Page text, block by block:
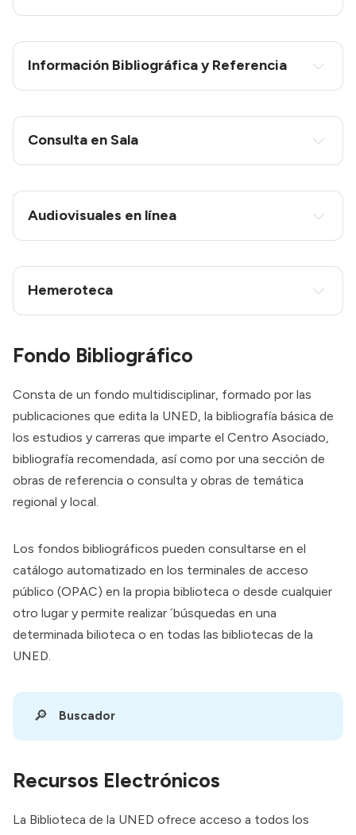
Consulta el
buscador de la Biblioteca de UNED
línea
anotación de la SIGNATURA
documento (en la siguiente imagen tiene un
Las peticiones se cursarán por
Se enviará un formulario por documento que
solicite.
Se atenderán un máximo de 5 solicitudes al
mismo tiempo
por usuario.
Las normas y condiciones del préstamo son las
El envío se realizará por servicio de mensajería a
portes debidos. Consulte tarifa en biblioteca.
La devolución del documento/s se puede realizar
personalmente o mediante envío (postal
certificado o mensajería) a la Biblioteca.
gratuito
Información Bibliográfica y Referencia
Consulta en Sala
Audiovisuales en línea
Hemeroteca
revistas electrónicas
Fondo Bibliográfico
Consta de un fondo multidisciplinar, formado por las
publicaciones que edita la UNED, la bibliografía básica de
los estudios y carreras que imparte el Centro Asociado,
bibliografía recomendada, así como por una sección de
obras de referencia o consulta y obras de temática
regional y local.
Los fondos bibliográficos pueden consultarse en el
catálogo automatizado en los terminales de acceso
público (OPAC) en la propia biblioteca o desde cualquier
otro lugar y permite realizar ´búsquedas en una
determinada bilioteca o en todas las bibliotecas de la
UNED.
🔎 Buscador
Recursos Electrónicos
La Biblioteca de la UNED ofrece acceso a todos los